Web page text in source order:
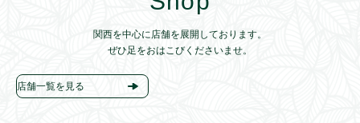
関西を中心に店舗を展開しております。
ぜひ足をおはこびくださいませ。
店舗一覧を見る